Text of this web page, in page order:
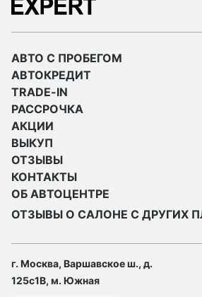
АВТО С ПРОБЕГОМ
АВТОКРЕДИТ
TRADE-IN
РАССРОЧКА
АКЦИИ
ВЫКУП
ОТЗЫВЫ
КОНТАКТЫ
ОБ АВТОЦЕНТРЕ
ОТЗЫВЫ О САЛОНЕ С ДРУГИХ
г. Москва, Варшавское ш., д.
125с1В, м. Южная